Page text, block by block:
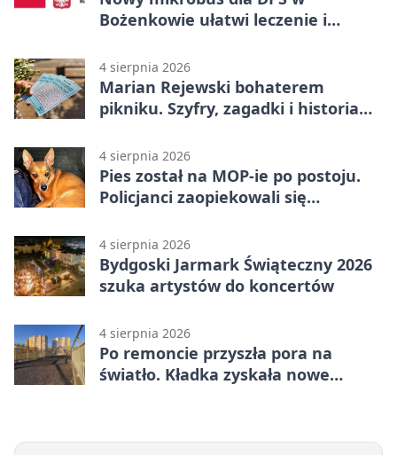
Bożenkowie ułatwi leczenie i
4 sierpnia 2026
Marian Rejewski bohaterem
pikniku. Szyfry, zagadki i historia
4 sierpnia 2026
Pies został na MOP-ie po postoju.
Policjanci zaopiekowali się
4 sierpnia 2026
Bydgoski Jarmark Świąteczny 2026
szuka artystów do koncertów
4 sierpnia 2026
Po remoncie przyszła pora na
światło. Kładka zyskała nowe